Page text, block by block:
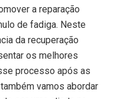
a reparação
de fadiga. Neste
da recuperação
os melhores
processo após as
vamos abordar